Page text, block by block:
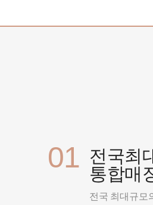
01 전국최
통합매
전국 최대규모